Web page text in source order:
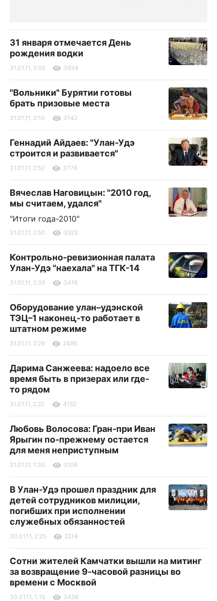
31 января отмечается День
рождения водки
31.01.11, 3:55 3934
"Вольники" Бурятии готовы
брать призовые места
31.01.11, 3:10 3142
Геннадий Айдаев: "Улан-Удэ
строится и развивается"
31.01.11, 2:52 3776
Вячеслав Наговицын: "2010 год,
мы считаем, удался"
"Итоги года-2010"
31.01.11, 2:50 3523
Контрольно-ревизионная палата
Улан-Удэ "наехала" на ТГК-14
31.01.11, 2:35 3416
Оборудование улан–удэнской
ТЭЦ–1 наконец-то работает в
штатном режиме
31.01.11, 2:29 2495
Дарима Санжеева: надоело все
время быть в призерах или где-
то рядом
31.01.11, 2:22 4152
Любовь Волосова: Гран-при Иван
Ярыгин по-прежнему остается
для меня неприступным
31.01.11, 1:30 3106
В Улан-Удэ прошел праздник для
детей сотрудников милиции,
погибших при исполнении
служебных обязанностей
30.01.11, 2:25 2214
Сотни жителей Камчатки вышли на митинг
за возвращение 9-часовой разницы во
времени с Москвой
30.01.11, 1:15 3438